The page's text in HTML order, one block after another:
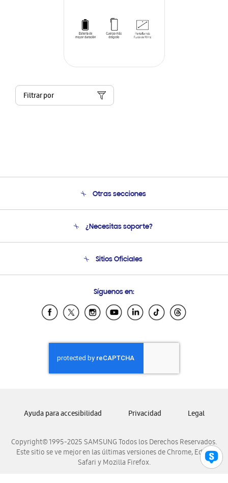
Filtrar por
Otras secciones
Soporte
Condiciones de Compra
¿Necesitas soporte?
Soporte vía eMail
Sitios Oficiales
Samsung Ecuador
Samsung El Salvador
Samsung Honduras
Samsung Nicaragua
Samsung Panamá
Samsung Venezuela
Síguenos en:
Copyright© 1995-2025 SAMSUNG Todos los Derechos Reservados.
Este sitio se ve mejor en las últimas versiones de Chrome, Edge,
Safari y Mozilla Firefox.
Ayuda para accesibilidad Privacidad Legal